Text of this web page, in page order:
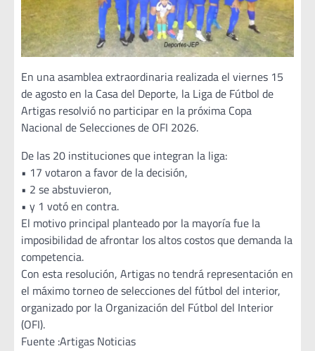
En una asamblea extraordinaria realizada el viernes 15
de agosto en la Casa del Deporte, la Liga de Fútbol de
Artigas resolvió no participar en la próxima Copa
Nacional de Selecciones de OFI 2026.
De las 20 instituciones que integran la liga:
• 17 votaron a favor de la decisión,
• 2 se abstuvieron,
• y 1 votó en contra.
El motivo principal planteado por la mayoría fue la
imposibilidad de afrontar los altos costos que demanda la
competencia.
Con esta resolución, Artigas no tendrá representación en
el máximo torneo de selecciones del fútbol del interior,
organizado por la Organización del Fútbol del Interior
(OFI).
Fuente :Artigas Noticias